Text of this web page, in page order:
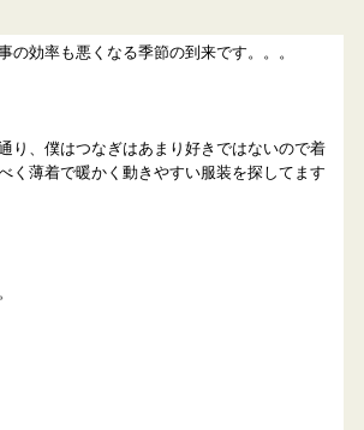
効率も悪くなる季節の到来です。。。
り、僕はつなぎはあまり好きではないので着
く薄着で暖かく動きやすい服装を探してます